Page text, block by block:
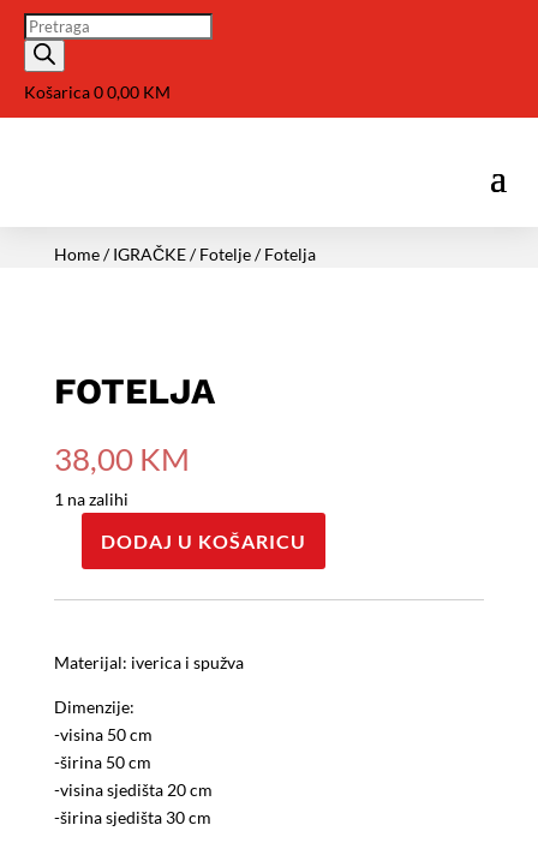
Pretraga
Košarica00,00 KM
Home/IGRAČKE/Fotelje/ Fotelja
FOTELJA
38,00 KM
1 na zalihi
Fotelja
DODAJ U KOŠARICU
Materijal: iverica i spužva
Dimenzije:
-visina 50 cm
-širina 50 cm
-visina sjedišta 20 cm
-širina sjedišta 30 cm